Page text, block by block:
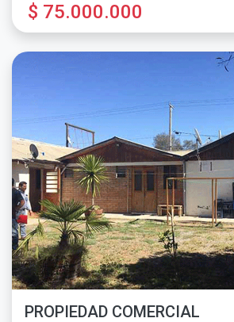
$ 75.000.000
PROPIEDAD COMERCIAL